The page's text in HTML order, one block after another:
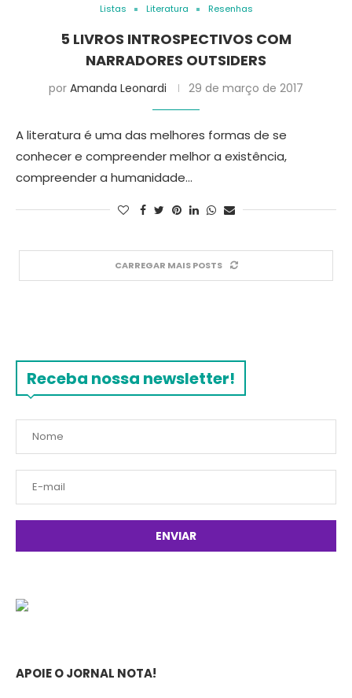
Listas Literatura Resenhas
5 LIVROS INTROSPECTIVOS COM
NARRADORES OUTSIDERS
por Amanda Leonardi 29 de março de 2017
A literatura é uma das melhores formas de se
conhecer e compreender melhor a existência,
compreender a humanidade…
CARREGAR MAIS POSTS
Receba nossa newsletter!
APOIE O JORNAL NOTA!